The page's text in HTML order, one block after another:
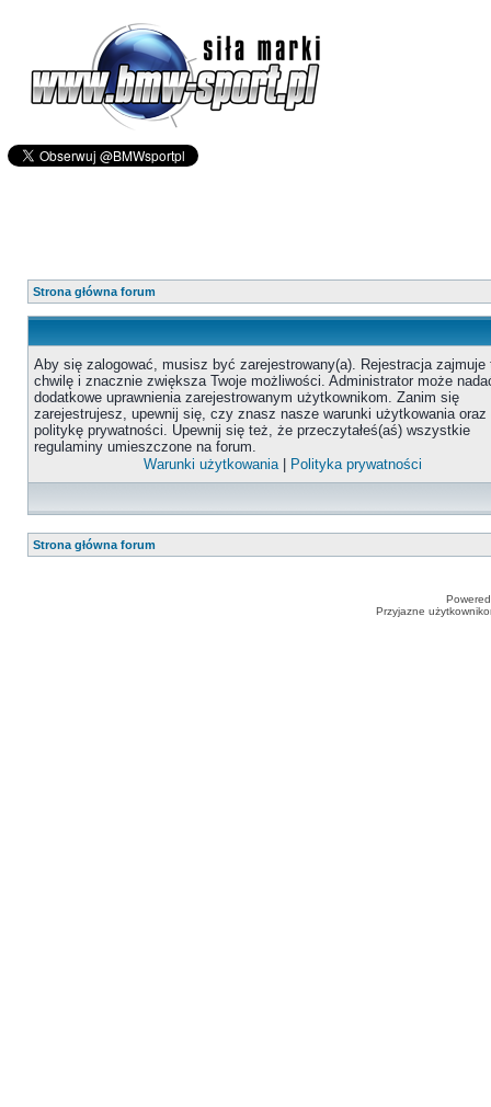
Strona główna forum
Aby się zalogować, musisz być zarejestrowany(a). Rejestracja zajmuje
chwilę i znacznie zwiększa Twoje możliwości. Administrator może
dodatkowe uprawnienia zarejestrowanym użytkownikom. Zanim się
zarejestrujesz, upewnij się, czy znasz nasze warunki użytkowania oraz
politykę prywatności. Upewnij się też, że przeczytałeś(aś) wszystkie
regulaminy umieszczone na forum.
Warunki użytkowania| Polityka prywatności
Strona główna forum
Przyjazne